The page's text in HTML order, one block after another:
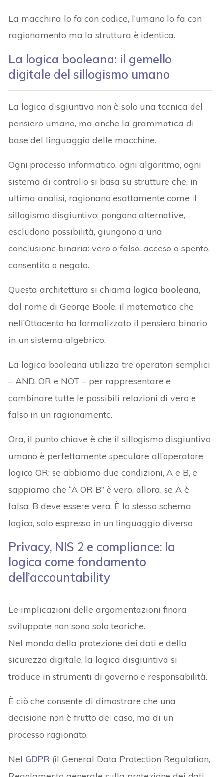
La macchina lo fa con codice, l’umano lo fa con
ragionamento ma la struttura è identica.
La logica booleana: il gemello
digitale del sillogismo umano
La logica disgiuntiva non è solo una tecnica del
pensiero umano, ma anche la grammatica di
base del linguaggio delle macchine.
Ogni processo informatico, ogni algoritmo, ogni
sistema di controllo si basa su strutture che, in
ultima analisi, ragionano esattamente come il
sillogismo disgiuntivo: pongono alternative,
escludono possibilità, giungono a una
conclusione binaria: vero o falso, acceso o spento,
consentito o negato.
Questa architettura si chiama logica booleana,
dal nome di George Boole, il matematico che
nell’Ottocento ha formalizzato il pensiero binario
in un sistema algebrico.
La logica booleana utilizza tre operatori semplici
– AND, OR e NOT – per rappresentare e
combinare tutte le possibili relazioni di vero e
falso in un ragionamento.
Ora, il punto chiave è che il sillogismo disgiuntivo
umano è perfettamente speculare all’operatore
logico OR: se abbiamo due condizioni, A e B, e
sappiamo che “A OR B” è vero, allora, se A è
falsa, B deve essere vera. È lo stesso schema
logico, solo espresso in un linguaggio diverso.
Privacy, NIS 2 e compliance: la
logica come fondamento
dell’accountability
Le implicazioni delle argomentazioni finora
sviluppate non sono solo teoriche.
Nel mondo della protezione dei dati e della
sicurezza digitale, la logica disgiuntiva si
traduce in strumenti di governo e responsabilità.
È ciò che consente di dimostrare che una
decisione non è frutto del caso, ma di un
processo ragionato.
Nel GDPR (il General Data Protection Regulation,